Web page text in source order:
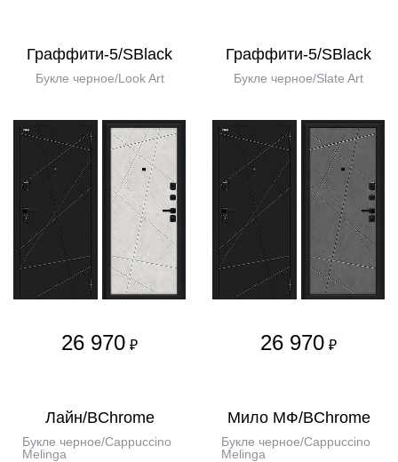
Граффити-5/SBlack
Букле черное/Look Art
26 970 ₽
Граффити-5/SBlack
Букле черное/Slate Art
26 970 ₽
Лайн/BChrome
Букле черное/Cappuccino
Melinga
Мило МФ/BChrome
Букле черное/Cappuccino
Melinga